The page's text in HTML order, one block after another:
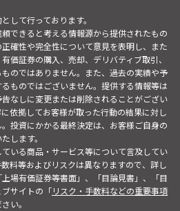
して行っております。
できると考える情報源から提供されたもの
確性や完全性について意見を表明し、また
価証券の購入、売却、デリバティブ取引、
のではありません。また、過去の実績や予
ものではございません。提供する情報等は
なしに変更または削除されることがござい
依拠してお客様が取った行動の結果に対し
投資にかかる最終決定は、お客様ご自身の
します。
いる商品・サービス等について言及してい
料等およびリスクは異なりますので、詳し
場有価証券等書面」、「目論見書」、「目
サイトの「リスク・手数料などの重要事項
い。